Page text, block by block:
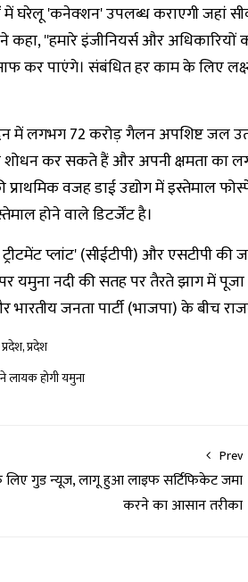
में घरेलू 'कनेक्शन' उपलब्ध कराएगी जहां
कहा, ''हमारे इंजीनियर्स और
कर पाएंगे। संबंधित हर काम के लिए
में लगभग 72 करोड़ गैलन अपशिष्ट जल
कर सकते हैं और अपनी क्षमता का
वजह डाई उद्योग में इस्तेमाल
होने वाले डिटर्जेंट है।
प्लांट' (सीईटीपी) और एसटीपी
यमुना नदी की सतह पर तैरते झाग में पूजा
जनता पार्टी (भाजपा) के बीच
,प्रदेश
लायक होगी यमुना
Prev
गुड न्‍यूज, लागू हुआ लाइफ सर्टिफिकेट जमा
करने का आसान तरीका